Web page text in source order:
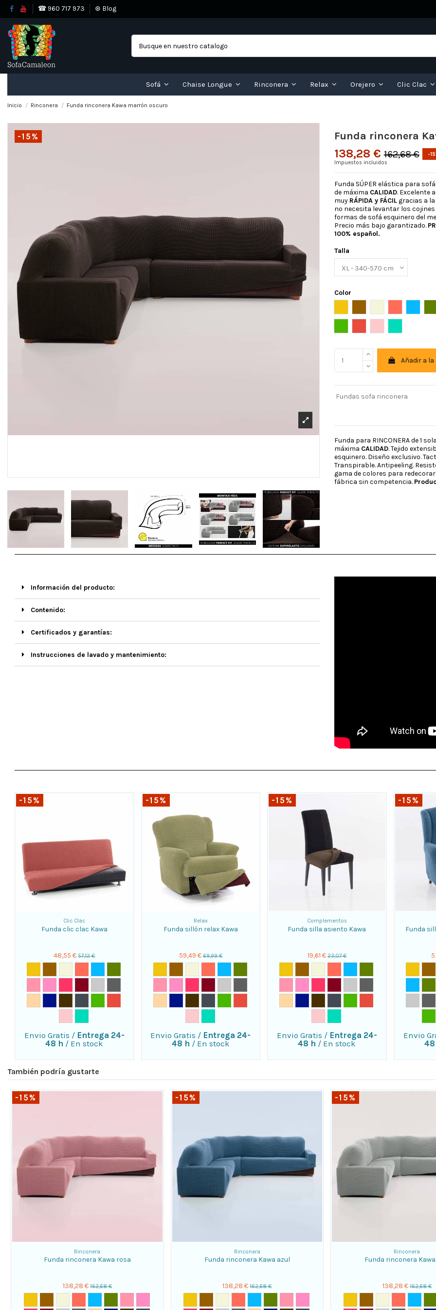
☎ 960 717 973 ⊛ Blog
Sofá Chaise Longue Rinconera Relax Orejero Clic Clac
Inicio Rinconera Funda rinconera Kawa marrón oscuro
-15% Funda rinconera
138,28 € 162,68 €
-
Impuestos incluidos
Funda SÚPER elástica para
de máxima CALIDAD. Excelente
muy RÁPIDA y FÁCIL gracias a
no necesita levantar los
formas de sofá esquinero del
Precio más bajo garantizado.
100% español.
Talla
Color
Añadir a
Fundas sofa rinconera
Funda para RINCONERA de 1
máxima CALIDAD. Tejido
esquinero. Diseño exclusivo.
Transpirable. Antipeeling.
gama de colores para
fábrica sin competencia.
Información del producto:
Contenido:
Certificados y garantías:
Instrucciones de lavado y mantenimiento:
-15%
Clic Clac
Funda clic clac Kawa
48,55 € 57,12 €
Envio Gratis / Entrega 24-
48 h / En stock
-15%
Relax
Funda sillón relax Kawa
59,49 € 69,99 €
Envio Gratis / Entrega 24-
48 h / En stock
-15%
Complementos
Funda silla asiento Kawa
19,61 € 23,07 €
Envio Gratis / Entrega 24-
48 h / En stock
-15%
Funda
Envio
También podría gustarte
-15%
Rinconera
Funda rinconera Kawa rosa
138,28 € 162,68 €
-15%
Rinconera
Funda rinconera Kawa azul
138,28 € 162,68 €
-15%
Rinconera
Funda rinconera
138,28 € 162,68 €